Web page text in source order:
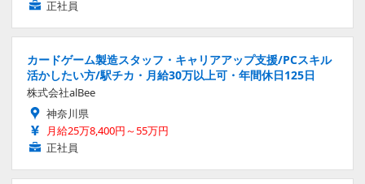
正社員
カードゲーム製造スタッフ・キャリアアップ支援/PCスキル
活かしたい方/駅チカ・月給30万以上可・年間休日125日
株式会社alBee
神奈川県
月給25万8,400円～55万円
正社員